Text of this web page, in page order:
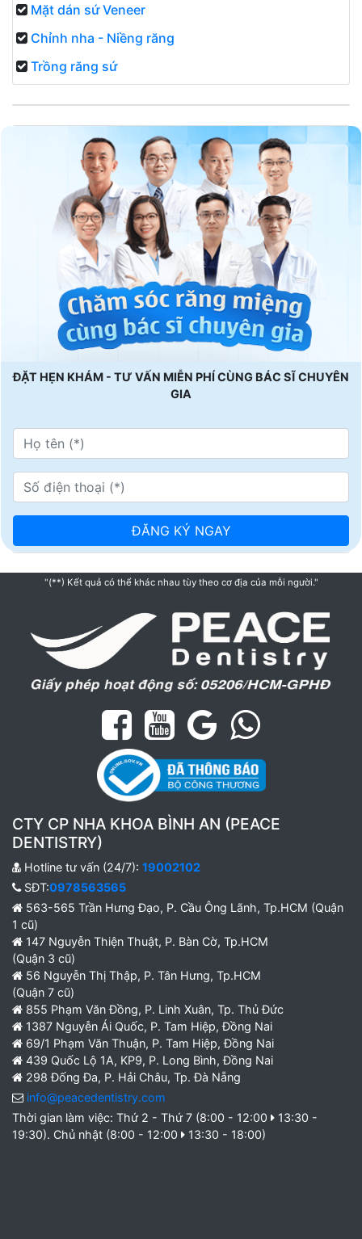
Mặt dán sứ Veneer
Chỉnh nha - Niềng răng
Trồng răng sứ
ĐẶT HẸN KHÁM - TƯ VẤN MIỄN PHÍ CÙNG BÁC SĨ CHUYÊN
GIA
"(**) Kết quả có thể khác nhau tùy theo cơ địa của mỗi người."
CTY CP NHA KHOA BÌNH AN (PEACE
DENTISTRY)
Hotline tư vấn (24/7): 19002102
SĐT:0978563565
563-565 Trần Hưng Đạo, P. Cầu Ông Lãnh, Tp.HCM (Quận
1 cũ)
147 Nguyễn Thiện Thuật, P. Bàn Cờ, Tp.HCM
(Quận 3 cũ)
56 Nguyễn Thị Thập, P. Tân Hưng, Tp.HCM
(Quận 7 cũ)
855 Phạm Văn Đồng, P. Linh Xuân, Tp. Thủ Đức
1387 Nguyễn Ái Quốc, P. Tam Hiệp, Đồng Nai
69/1 Phạm Văn Thuận, P. Tam Hiệp, Đồng Nai
439 Quốc Lộ 1A, KP9, P. Long Bình, Đồng Nai
298 Đống Đa, P. Hải Châu, Tp. Đà Nẵng
info@peacedentistry.com
Thời gian làm việc: Thứ 2 - Thứ 7 (8:00 - 12:00
13:30 -
19:30). Chủ nhật (8:00 - 12:00
13:30 - 18:00)